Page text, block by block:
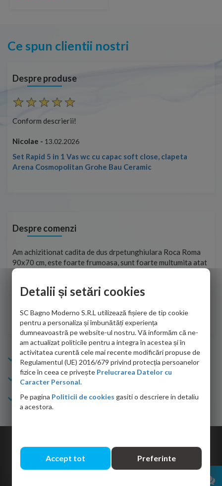
Ce spun clientii nostri
Despre produse
Conform descrierii!
Nicolae - 13.02.2026
Set Rapid 5 in 1 Vas wc cu capac soft close, clapeta
Arena Cosmopolitan Grohe Bau Ceramic
Despre comenzi
Am achizitionat cadita de dus drpetunghiulara Roca Roma
90x70 cm, este foarte frumoasa, sunt foarte multumita atat
de personalul firmei dvs. cu care am colaborat in obtinerea
adus coletul in siguranta.Numai bine, va doresc!
Sofrone Viviana -28.07.2026
Info Bagno
Cumparaturi
Suport clienti
Detalii și setări cookies
SC Bagno Moderno S.R.L utilizează fișiere de tip cookie
pentru a personaliza și îmbunătăți experiența
dumneavoastră pe website-ul nostru. Vă informăm că ne-
am actualizat politicile pentru a integra în acestea și în
activitatea curentă cele mai recente modificări propuse de
Regulamentul (UE) 2016/679 privind protecția persoanelor
fizice în ceea ce privește Prelucrarea Datelor cu
Caracter Personal.
Pe pagina Politicii de cookies gasiti o descriere in detaliu
a acestora.
Accept tot Preferinte